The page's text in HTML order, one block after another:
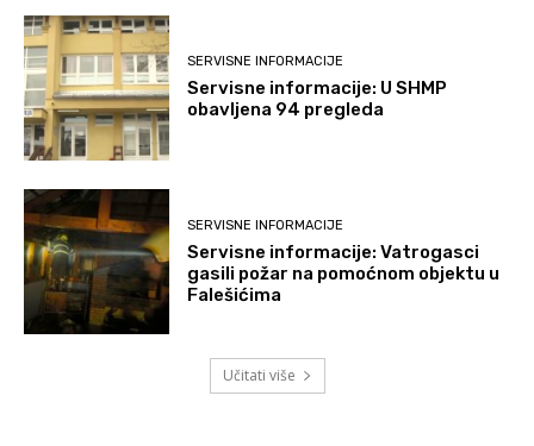
SERVISNE INFORMACIJE
Servisne informacije: U SHMP
obavljena 94 pregleda
SERVISNE INFORMACIJE
Servisne informacije: Vatrogasci
gasili požar na pomoćnom objektu u
Falešićima
Učitati više